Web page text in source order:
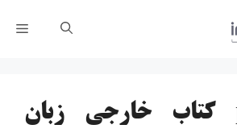
خرید pdf کتاب خارجی زبان